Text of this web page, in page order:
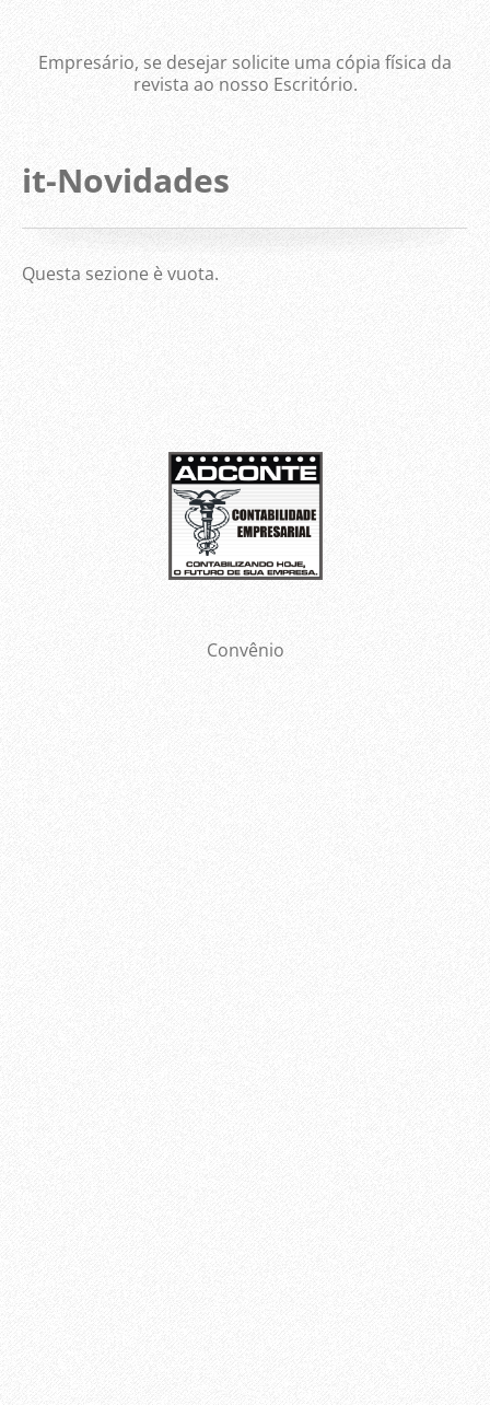
Empresário, se desejar solicite uma cópia física da
revista ao nosso Escritório.
it-Novidades
Questa sezione è vuota.
Convênio